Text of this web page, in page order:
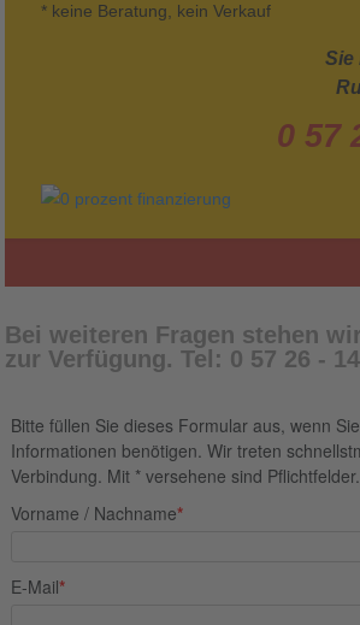
* keine Beratung, kein Verkauf
Sie
0 57
Bei weiteren Fragen stehen
zur Verfügung. Tel: 0 57 26 -
Bitte füllen Sie dieses Formular aus, wenn
Informationen benötigen. Wir treten
Verbindung. Mit * versehene sind Pflichtfelder.
Vorname / Nachname*
E-Mail*